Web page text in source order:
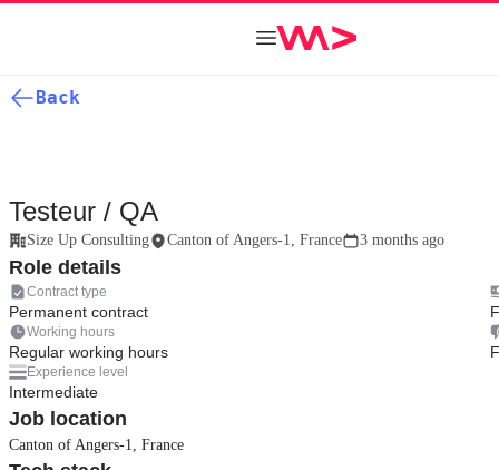
Back
Testeur / QA
Size Up Consulting Canton of Angers-1, France 3 months ago
Role details
Contract type
Permanent contract
Working hours
Regular working hours
Experience level
Intermediate
Job location
Canton of Angers-1, France